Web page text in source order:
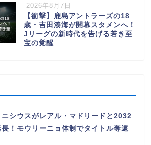
2026年8月7日
【衝撃】鹿島アントラーズの18
歳・吉田湊海が開幕スタメンへ！
Jリーグの新時代を告げる若き至
宝の覚醒
ニシウスがレアル・マドリードと2032
！モウリーニョ体制でタイトル奪還